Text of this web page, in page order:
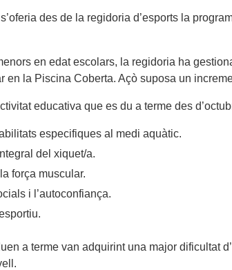
des de la regidoria d’esports la
en edat escolars, la regidoria ha
en la Piscina Coberta. Açò suposa un
educativa que es du a terme des
especifiques al medi aquàtic.
del xiquet/a.
força muscular.
i l’autoconfiança.
a terme van adquirint una major dificultat